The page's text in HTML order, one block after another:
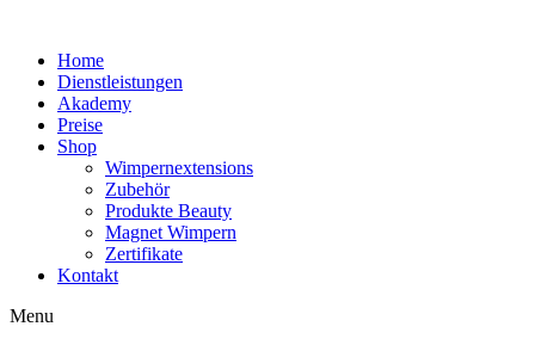
Home
Dienstleistungen
Akademy
Preise
Shop
Wimpernextensions
Zubehör
Produkte Beauty
Magnet Wimpern
Zertifikate
Kontakt
Menu